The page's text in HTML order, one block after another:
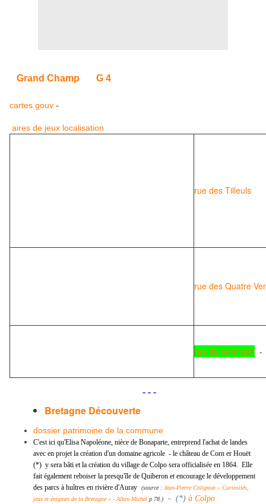
Grand Champ G 4
cartes.gouv -
aires de jeux localisation
rue des Tilleuls
rue des Quatre
rue de Kermoch -
- - -
Bretagne Découverte
dossier patrimoine de la commune
C'est ici qu'Elisa Napoléone, nièce de Bonaparte, entreprend l'achat de landes
avec en projet la création d'un domaine agricole - le château de Corn er Houët
(*) y sera bâti et la création du village de Colpo sera officialisée en 1864. Elle
fait également reboiser la presqu'île de Quiberon et encourage le développement
des parcs à huîtres en rivière d'Auray
(source : Jean-Pierre Colignon « Curiosités,
jeux et énigmes de la Bretagne » - Albin Michel p 78.) - (*) à Colpo